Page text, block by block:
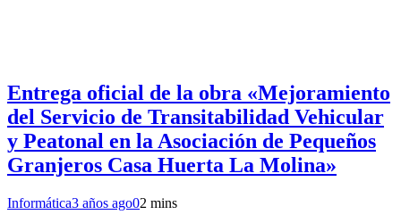
Entrega oficial de la obra «Mejoramiento
del Servicio de Transitabilidad Vehicular
y Peatonal en la Asociación de Pequeños
Granjeros Casa Huerta La Molina»
Informática3 años ago02 mins